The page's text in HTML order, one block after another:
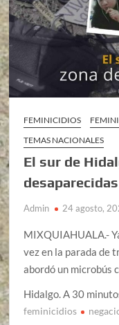
FEMINICIDIOS
TEMAS NACIONALES
El sur de
desaparecidas
Admin 24 agosto,
MIXQUIAHUALA.-
vez en la parada de
abordó un microbús
Hidalgo. A 30
feminicidios